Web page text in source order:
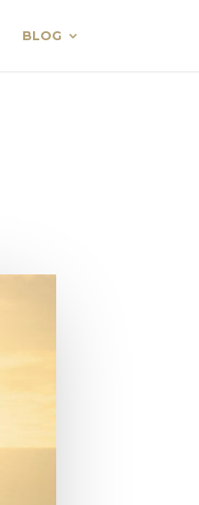
BLOG